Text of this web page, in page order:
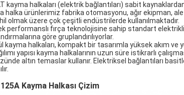
kayma halkaları (elektrik bağlantıları) sabit
halka ürünlerimiz fabrika otomasyonu, ağır ekipman,
olmak üzere çok çeşitli endüstrilerde kullanılmaktadır.
performanslı fırça teknolojisine sahip standart
göre gruplandırılıyorlar.
kayma halkaları, kompakt bir tasarımla yüksek akım
yapısı kayma halkalarının uzun süre istikrarlı
altın temaslar kullanır. Elektriksel bağlantıları
Kayma Halkası Çizim